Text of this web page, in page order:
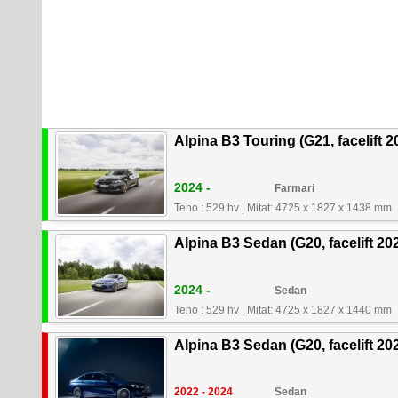
Alpina B3 Touring (G21, facelift
2024 -
Farmari
Teho : 529 hv
Mitat: 4725 x 1827 x 1438 mm
Alpina B3 Sedan (G20, facelift
2024 -
Sedan
Teho : 529 hv
Mitat: 4725 x 1827 x 1440 mm
Alpina B3 Sedan (G20, facelift
2022 - 2024 Sedan